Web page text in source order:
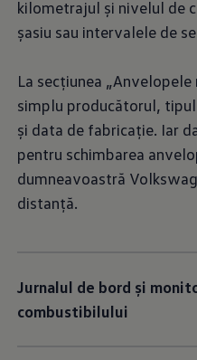
kilometrajul și nivelul de
șasiu sau intervalele de
La secțiunea
simplu producătorul,
și data de fabricație. Iar
pentru schimbarea
dumneavoastră
distanță.
Jurnalul de bord și
combustibilului